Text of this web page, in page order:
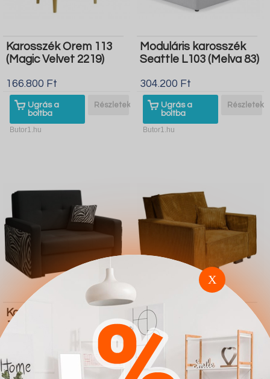
Karosszék Orem 113
(Magic Velvet 2219)
166.800 Ft
Ugrás a
boltba
Részletek
Butor1.hu
Moduláris karosszék
Seattle L103 (Melva 83)
304.200 Ft
Ugrás a
boltba
Részletek
Butor1.hu
Karosszék Columbus
173 (Manila 18 Zebra)
Ugrás a
Részletek
Karosszék Columbus
180 (Poso 1)
178.600 Ft
Ugrás a
Részletek
X